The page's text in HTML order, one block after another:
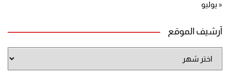
« يوليو
أرشيف الموقع
الموقع